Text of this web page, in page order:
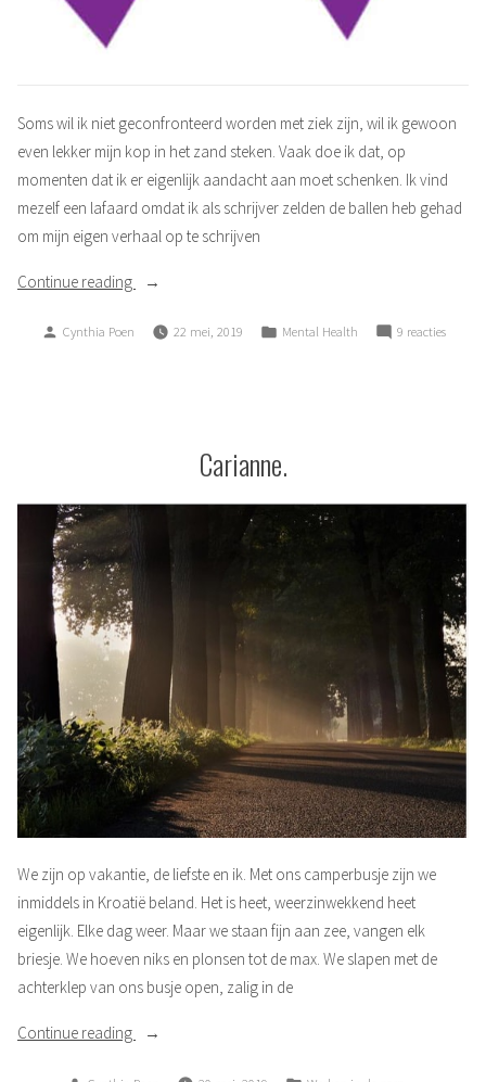
Soms wil ik niet geconfronteerd worden met ziek zijn, wil ik gewoon
even lekker mijn kop in het zand steken. Vaak doe ik dat, op
momenten dat ik er eigenlijk aandacht aan moet schenken. Ik vind
mezelf een lafaard omdat ik als schrijver zelden de ballen heb gehad
om mijn eigen verhaal op te schrijven
Continue reading
“Mijn
Posted
Cynthia Poen 22 mei, 2019
Posted
Mental Health 9 reactiesop
Carianne.
We zijn op vakantie, de liefste en ik. Met ons camperbusje zijn we
inmiddels in Kroatië beland. Het is heet, weerzinwekkend heet
eigenlijk. Elke dag weer. Maar we staan fijn aan zee, vangen elk
briesje. We hoeven niks en plonsen tot de max. We slapen met de
achterklep van ons busje open, zalig in de
Continue reading “Carianne.”